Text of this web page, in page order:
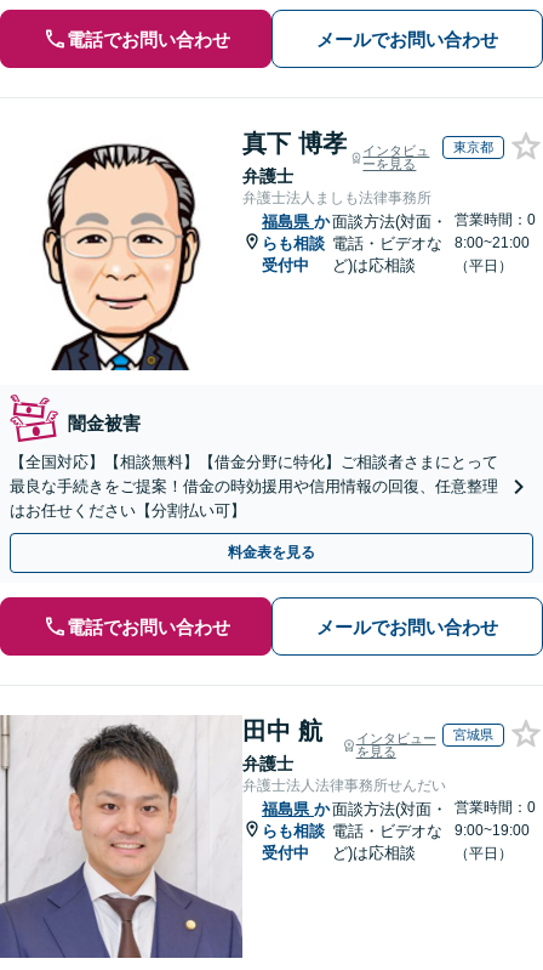
電話でお問い合わせ メールでお問い合わせ
真下 博孝
弁護士
インタビュ
ーを見る
東京都
弁護士法人ましも法律事務所
福島県 か
らも相談
受付中
面談方法(対面・
電話・ビデオな
ど)は応相談
営業時間：0
8:00~21:00
（平日）
闇金被害
【全国対応】【相談無料】【借金分野に特化】ご相談者さまにとって
最良な手続きをご提案！借金の時効援用や信用情報の回復、任意整理
はお任せください【分割払い可】
料金表を見る
電話でお問い合わせ メールでお問い合わせ
田中 航
弁護士
インタビュー
を見る
宮城県
弁護士法人法律事務所せんだい
福島県 か
らも相談
受付中
面談方法(対面・
電話・ビデオな
ど)は応相談
営業時間：0
9:00~19:00
（平日）